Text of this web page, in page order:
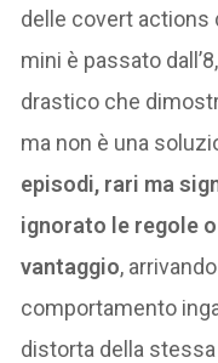
delle covert actions
mini è passato
drastico che
ma non è una
episodi, rari ma
ignorato le regole
vantaggio,
comportamento
distorta della